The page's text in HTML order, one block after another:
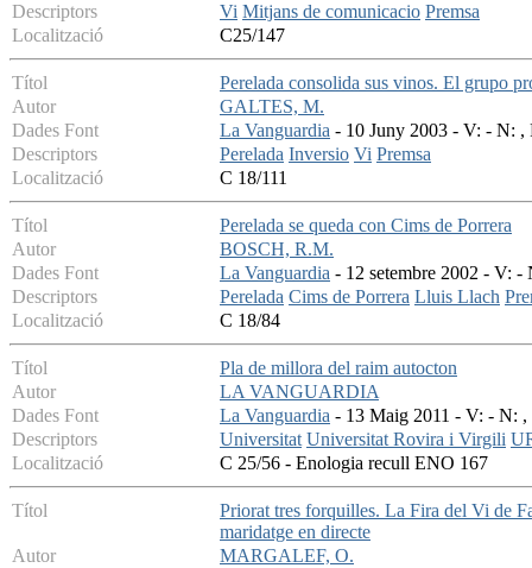
Descriptors
Vi Mitjans de comunicacio Premsa
Localització
C25/147
Títol
Perelada consolida sus vinos. El grupo
Autor
GALTES, M.
Dades Font
La Vanguardia - 10 Juny 2003 - V: - N: ,
Descriptors
Perelada Inversio Vi Premsa
Localització
C 18/111
Títol
Perelada se queda con Cims de Porrera
Autor
BOSCH, R.M.
Dades Font
La Vanguardia - 12 setembre 2002 - V: -
Descriptors
Perelada Cims de Porrera Lluis Llach
Localització
C 18/84
Títol
Pla de millora del raim autocton
Autor
LA VANGUARDIA
Dades Font
La Vanguardia - 13 Maig 2011 - V: - N: ,
Descriptors
Universitat Universitat Rovira i Virgili
Localització
C 25/56 - Enologia recull ENO 167
Títol
Priorat tres forquilles. La Fira del Vi de
maridatge en directe
Autor
MARGALEF, O.